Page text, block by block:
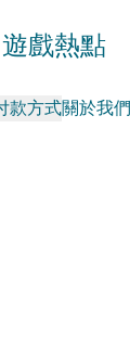
戲熱點
款方式關於我們